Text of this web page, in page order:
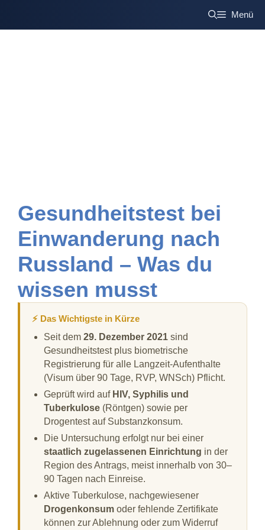
springen
Menü
Gesundheitstest bei
Einwanderung nach
Russland – Was du
wissen musst
⚡ Das Wichtigste in Kürze
Seit dem 29. Dezember 2021 sind
Gesundheitstest plus biometrische
Registrierung für alle Langzeit-Aufenthalte
(Visum über 90 Tage, RVP, WNSch) Pflicht.
Geprüft wird auf HIV, Syphilis und
Tuberkulose (Röntgen) sowie per
Drogentest auf Substanzkonsum.
Die Untersuchung erfolgt nur bei einer
staatlich zugelassenen Einrichtung in der
Region des Antrags, meist innerhalb von 30–
90 Tagen nach Einreise.
Aktive Tuberkulose, nachgewiesener
Drogenkonsum oder fehlende Zertifikate
können zur Ablehnung oder zum Widerruf